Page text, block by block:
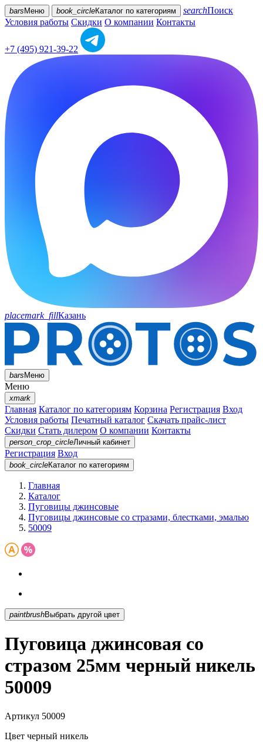
bars Меню book_circleКаталог по категориям searchПоиск
Условия работы Скидки О компании Контакты
+7 (495) 921-39-22
placemark_fillКазань
barsМеню
Меню
xmark
Главная Каталог по категориям Корзина Регистрация Вход
Условия работы Печатный каталог Скачать прайс-лист
Скидки Стать дилером О компании Контакты
person_crop_circleЛичный кабинет
Регистрация Вход
book_circleКаталог по категориям
Главная
Каталог
Пуговицы джинсовые
Пуговицы джинсовые со стразами, блестками, эмалью
50009
paintbrush Выбрать другой цвет
Пуговица джинсовая со
стразом 25мм черный никель
50009
Артикул 50009
Цвет черный никель